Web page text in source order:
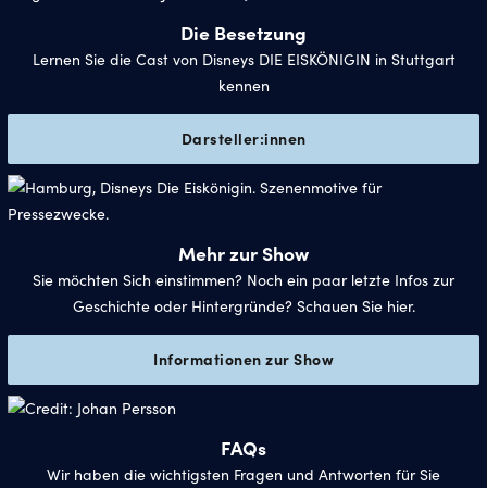
Die Besetzung
Lernen Sie die Cast von Disneys DIE EISKÖNIGIN in Stuttgart
kennen
Darsteller:innen
Mehr zur Show
Sie möchten Sich einstimmen? Noch ein paar letzte Infos zur
Geschichte oder Hintergründe? Schauen Sie hier.
Informationen zur Show
FAQs
Wir haben die wichtigsten Fragen und Antworten für Sie